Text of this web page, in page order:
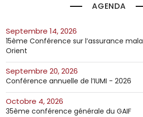
AGENDA
septembre 14, 2026
15ème Conférence sur l’assurance
Orient
septembre 20, 2026
Conférence annuelle de l’IUMI - 2026
octobre 4, 2026
35ème conférence générale du GAIF